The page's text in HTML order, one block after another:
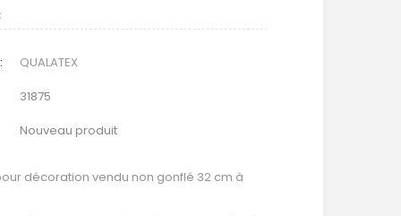
QUALATEX
31875
Nouveau produit
décoration vendu non gonflé 32 cm à